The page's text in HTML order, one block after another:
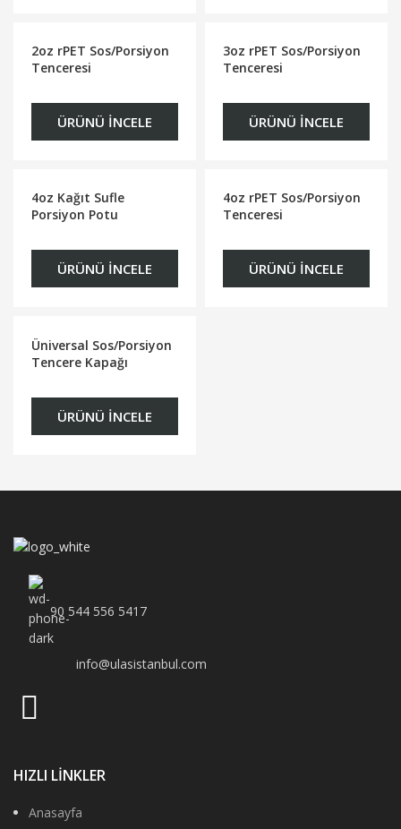
2oz rPET Sos/Porsiyon
Tenceresi
ÜRÜNÜ İNCELE
3oz rPET Sos/Porsiyon
Tenceresi
ÜRÜNÜ İNCELE
4oz Kağıt Sufle
Porsiyon Potu
ÜRÜNÜ İNCELE
4oz rPET Sos/Porsiyon
Tenceresi
ÜRÜNÜ İNCELE
Üniversal Sos/Porsiyon
Tencere Kapağı
ÜRÜNÜ İNCELE
90 544 556 5417
info@ulasistanbul.com
HIZLI LİNKLER
Anasayfa